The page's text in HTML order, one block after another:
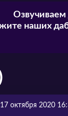
Озвучиваем
наших
17 октября 2020